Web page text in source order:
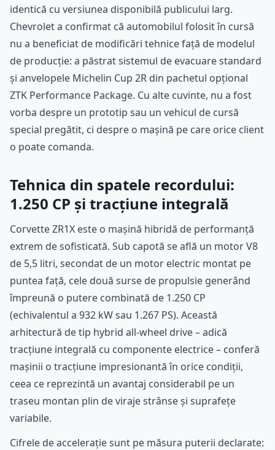
identică cu versiunea disponibilă publicului larg.
Chevrolet a confirmat că automobilul folosit în cursă
nu a beneficiat de modificări tehnice față de modelul
de producție: a păstrat sistemul de evacuare standard
și anvelopele Michelin Cup 2R din pachetul opțional
ZTK Performance Package. Cu alte cuvinte, nu a fost
vorba despre un prototip sau un vehicul de cursă
special pregătit, ci despre o mașină pe care orice client
o poate comanda.
Tehnica din spatele recordului:
1.250 CP și tracțiune integrală
Corvette ZR1X este o mașină hibridă de performanță
extrem de sofisticată. Sub capotă se află un motor V8
de 5,5 litri, secondat de un motor electric montat pe
puntea față, cele două surse de propulsie generând
împreună o putere combinată de 1.250 CP
(echivalentul a 932 kW sau 1.267 PS). Această
arhitectură de tip hybrid all-wheel drive – adică
tracțiune integrală cu componente electrice – conferă
mașinii o tracțiune impresionantă în orice condiții,
ceea ce reprezintă un avantaj considerabil pe un
traseu montan plin de viraje strânse și suprafețe
variabile.
Cifrele de accelerație sunt pe măsura puterii declarate: